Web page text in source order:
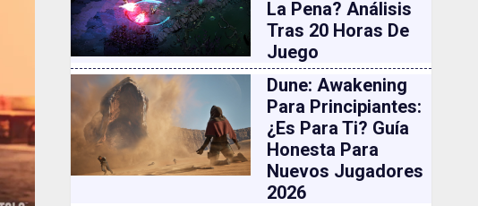
La Pena? Análisis
Tras 20 Horas De
Juego
Dune: Awakening
Para Principiantes:
¿es Para Ti? Guía
Honesta Para
Nuevos Jugadores
2026